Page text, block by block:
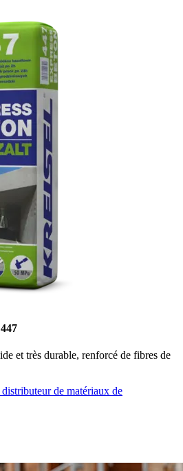
et très durable, renforcé de fibres de
de matériaux de